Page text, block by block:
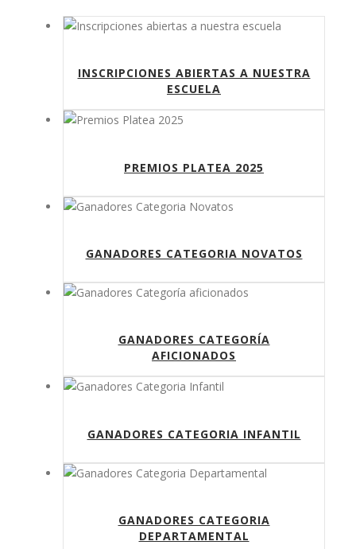
INSCRIPCIONES ABIERTAS A NUESTRA
ESCUELA
PREMIOS PLATEA 2025
GANADORES CATEGORIA NOVATOS
GANADORES CATEGORÍA
AFICIONADOS
GANADORES CATEGORIA INFANTIL
GANADORES CATEGORIA
DEPARTAMENTAL